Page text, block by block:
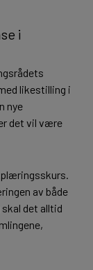
i
likestilling i
nye
det vil være
av både
det alltid